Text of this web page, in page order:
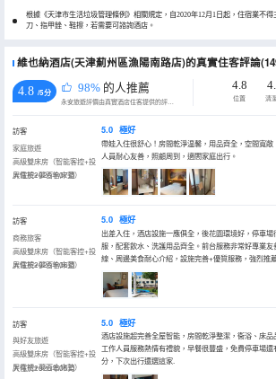
根據《天津市生活垃圾管理條例》相關規定，自2020年12月1日起，住宿業不
刀、指甲銼、鞋擦，若需要可諮詢酒店。
維也納酒店(天津薊州區漁陽南路店)的真實住客評論
4.8 /5分 98% 的人推薦
永安旅遊評價由真實酒店住客提供的評價。
4.8
位置 清
訪客
家庭旅遊
高級雙床房（智能客控+投
屏電視+夢百合床墊）
入住於2026年07月
5.0 極好
帶娃入住很舒心！房間乾淨温馨，用品齊全，空間寬
人員耐心友善，照顧周到，適閤家庭出行。
訪客
商務旅客
高級雙床房（智能客控+投
屏電視+夢百合床墊）
入住於2026年06月
5.0 極好
出差入住，酒店設施一應俱全，後花園環境好，停車
服，配套飲水、洗護用品齊全。前台服務非常好專業
線、周邊美食耐心介紹，設施完善+優質服務，強烈推
訪客
與好友旅遊
高級雙床房（智能客控+投
屏電視+夢百合床墊）
入住於2026年05月
5.0 極好
酒店設施超完善全屋智能，房間乾淨整潔，衞浴、床
工作人員服務熱情有禮貌，早餐很豐盛，免費停車場
分，下次出行還選這家.